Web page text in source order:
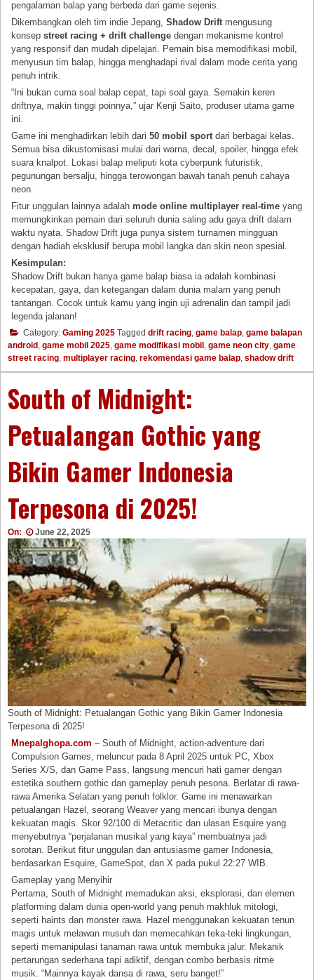
pengalaman balap yang berbeda dari game sejenis.
Dikembangkan oleh tim indie Jepang,Shadow Drift mengusung
konsepstreet racing + drift challenge dengan mekanisme kontrol
yang responsif dan mudah dipelajari. Pemain bisa memodifikasi mobil,
menyusun tim balap, hingga menghadapi rival dalam mode cerita yang
penuh intrik.
“Ini bukan cuma soal balap cepat, tapi soal gaya. Semakin keren
driftnya, makin tinggi poinnya,” ujar Kenji Saito, produser utama game
ini.
Game ini menghadirkan lebih dari50 mobil sportdari berbagai kelas.
Semua bisa dikustomisasi mulai dari warna, decal, spoiler, hingga efek
suara knalpot. Lokasi balap meliputi kota cyberpunk futuristik,
pegunungan bersalju, hingga terowongan bawah tanah penuh cahaya
neon.
Fitur unggulan lainnya adalah mode online multiplayer real-time yang
memungkinkan pemain dari seluruh dunia saling adu gaya drift dalam
waktu nyata. Shadow Drift juga punya sistem turnamen mingguan
dengan hadiah eksklusif berupa mobil langka dan skin neon spesial.
Kesimpulan:
Shadow Drift bukan hanya game balap biasa ia adalah kombinasi
kecepatan, gaya, dan ketegangan dalam dunia malam yang penuh
tantangan. Cocok untuk kamu yang ingin uji adrenalin dan tampil jadi
legenda jalanan!
Category: Gaming 2025 Tagged drift racing, game balap, game balapan
android , game mobil 2025, game modifikasi mobil , game neon city, game
street racing, multiplayer racing, rekomendasi game balap, shadow drift
South of Midnight:
Petualangan Gothic yang
Bikin Gamer Indonesia
Terpesona di 2025!
On: June 22, 2025
South of Midnight: Petualangan Gothic yang Bikin Gamer Indonesia
Terpesona di 2025!
Mnepalghopa.com – South of Midnight, action-adventure dari
Compulsion Games, meluncur pada 8 April 2025 untuk PC, Xbox
Series X/S, dan Game Pass, langsung mencuri hati gamer dengan
estetika southern gothic dan gameplay penuh pesona. Berlatar di rawa-
rawa Amerika Selatan yang penuh folklor. Game ini menawarkan
petualangan Hazel, seorang Weaver yang mencari ibunya dengan
kekuatan magis. Skor 92/100 di Metacritic dan ulasan Esquire yang
menyebutnya “perjalanan musikal yang kaya” membuatnya jadi
sorotan. Berikut fitur unggulan dan antusiasme gamer Indonesia,
berdasarkan Esquire, GameSpot, dan X pada pukul 22:27 WIB.
Gameplay yang Menyihir
Pertama, South of Midnight memadukan aksi, eksplorasi, dan elemen
platforming dalam dunia open-world yang penuh makhluk mitologi,
seperti haints dan monster rawa. Hazel menggunakan kekuatan tenun
magis untuk melawan musuh dan memecahkan teka-teki lingkungan,
seperti memanipulasi tanaman rawa untuk membuka jalur. Mekanik
pertarungan sederhana tapi adiktif, dengan combo berbasis ritme
musik. “Mainnya kayak dansa di rawa, seru banget!”